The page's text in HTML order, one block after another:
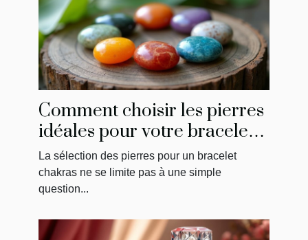
Comment choisir les pierres
idéales pour votre bracelet
chakras ?
La sélection des pierres pour un bracelet
chakras ne se limite pas à une simple
question...